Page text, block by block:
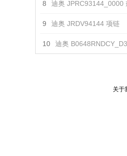
8 迪奥 JPRC93144_0000
9 迪奥 JRDV94144 项链
10 迪奥
关于